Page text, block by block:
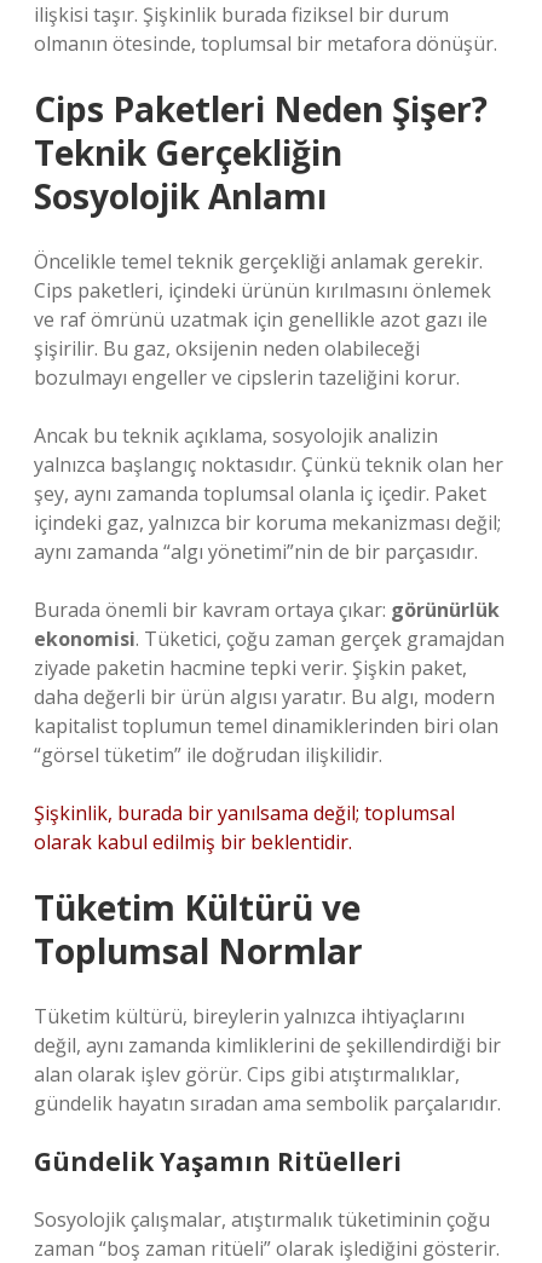
ilişkisi taşır. Şişkinlik burada fiziksel bir durum
olmanın ötesinde, toplumsal bir metafora dönüşür.
Cips Paketleri Neden Şişer?
Teknik Gerçekliğin
Sosyolojik Anlamı
Öncelikle temel teknik gerçekliği anlamak gerekir.
Cips paketleri, içindeki ürünün kırılmasını önlemek
ve raf ömrünü uzatmak için genellikle azot gazı ile
şişirilir. Bu gaz, oksijenin neden olabileceği
bozulmayı engeller ve cipslerin tazeliğini korur.
Ancak bu teknik açıklama, sosyolojik analizin
yalnızca başlangıç noktasıdır. Çünkü teknik olan her
şey, aynı zamanda toplumsal olanla iç içedir. Paket
içindeki gaz, yalnızca bir koruma mekanizması değil;
aynı zamanda “algı yönetimi”nin de bir parçasıdır.
Burada önemli bir kavram ortaya çıkar: görünürlük
ekonomisi. Tüketici, çoğu zaman gerçek gramajdan
ziyade paketin hacmine tepki verir. Şişkin paket,
daha değerli bir ürün algısı yaratır. Bu algı, modern
kapitalist toplumun temel dinamiklerinden biri olan
“görsel tüketim” ile doğrudan ilişkilidir.
Şişkinlik, burada bir yanılsama değil; toplumsal
olarak kabul edilmiş bir beklentidir.
Tüketim Kültürü ve
Toplumsal Normlar
Tüketim kültürü, bireylerin yalnızca ihtiyaçlarını
değil, aynı zamanda kimliklerini de şekillendirdiği bir
alan olarak işlev görür. Cips gibi atıştırmalıklar,
gündelik hayatın sıradan ama sembolik parçalarıdır.
Gündelik Yaşamın Ritüelleri
Sosyolojik çalışmalar, atıştırmalık tüketiminin çoğu
zaman “boş zaman ritüeli” olarak işlediğini gösterir.